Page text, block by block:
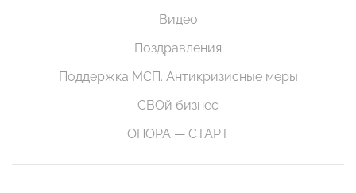
Видео
Поздравления
Поддержка МСП. Антикризисные меры
СВОй бизнес
ОПОРА — СТАРТ